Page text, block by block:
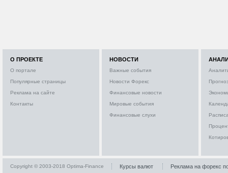
О ПРОЕКТЕ
О портале
Популярные страницы
Реклама на сайте
Контакты
НОВОСТИ
Важные события
Новости Форекс
Финансовые новости
Мировые события
Финансовые слухи
Copyright © 2003-2018 Optima-Finance Курсы валют Реклама на форекс